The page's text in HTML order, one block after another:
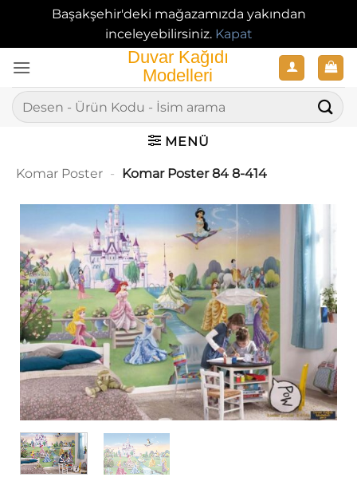
Başakşehir'deki mağazamızda yakından
inceleyebilirsiniz. Kapat
atla
Ara:
MENÜ
Komar Poster - Komar Poster 84 8-414